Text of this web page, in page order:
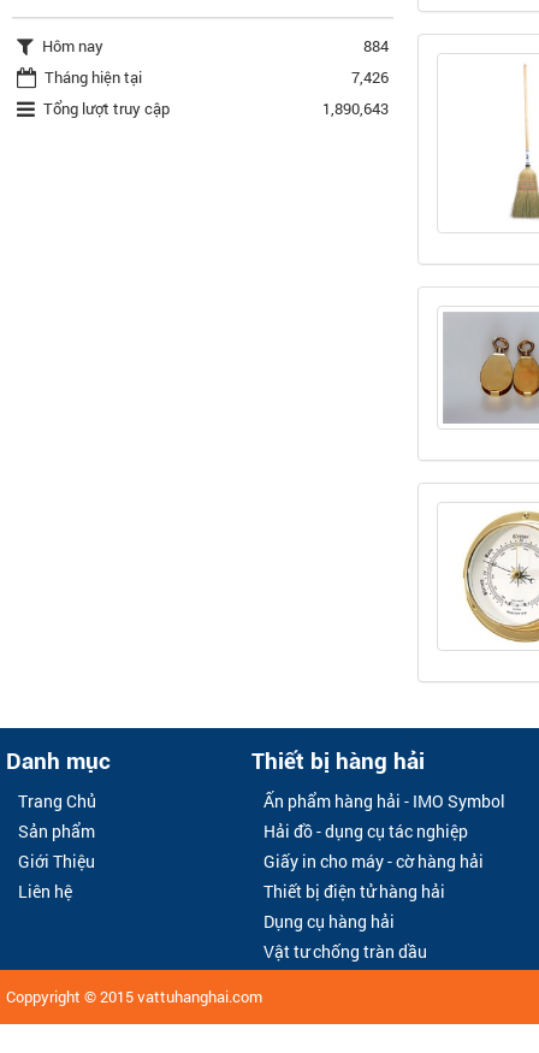
Hôm nay
884
Tháng hiện tại
7,426
Tổng lượt truy cập
1,890,643
Danh mục
Trang Chủ
Sản phẩm
Giới Thiệu
Liên hệ
Thiết bị hàng hải
Ấn phẩm hàng hải - IMO Symbol
Hải đồ - dụng cụ tác nghiệp
Giấy in cho máy - cờ hàng hải
Thiết bị điện tử hàng hải
Dụng cụ hàng hải
Vật tư chống tràn dầu
Coppyright © 2015vattuhanghai.com